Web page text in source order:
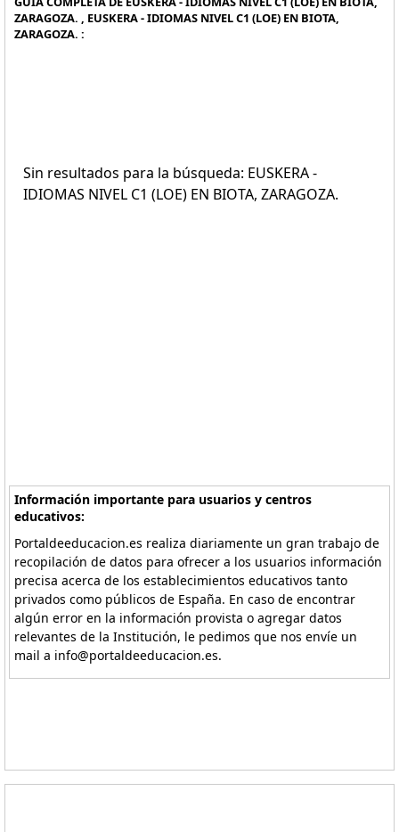
ZARAGOZA. , EUSKERA - IDIOMAS NIVEL C1 (LOE) EN BIOTA,
ZARAGOZA. :
Sin resultados para la búsqueda: EUSKERA -
IDIOMAS NIVEL C1 (LOE) EN BIOTA, ZARAGOZA.
Información importante para usuarios y centros
educativos:
Portaldeeducacion.es realiza diariamente un gran trabajo de
recopilación de datos para ofrecer a los usuarios información
precisa acerca de los establecimientos educativos tanto
privados como públicos de España. En caso de encontrar
algún error en la información provista o agregar datos
relevantes de la Institución, le pedimos que nos envíe un
mail a info@portaldeeducacion.es.